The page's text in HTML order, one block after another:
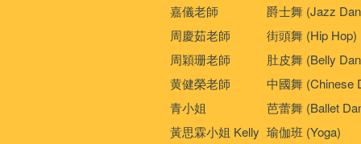
嘉儀老師
周慶茹老師
周穎珊老師
黄健榮老師
青小姐
黃思霖小姐 Kelly
爵士舞 (Jazz
街頭舞 (Hip Hop)
肚皮舞 (Belly
中國舞 (Chinese
芭蕾舞 (Ballet
瑜伽班 (Yoga)